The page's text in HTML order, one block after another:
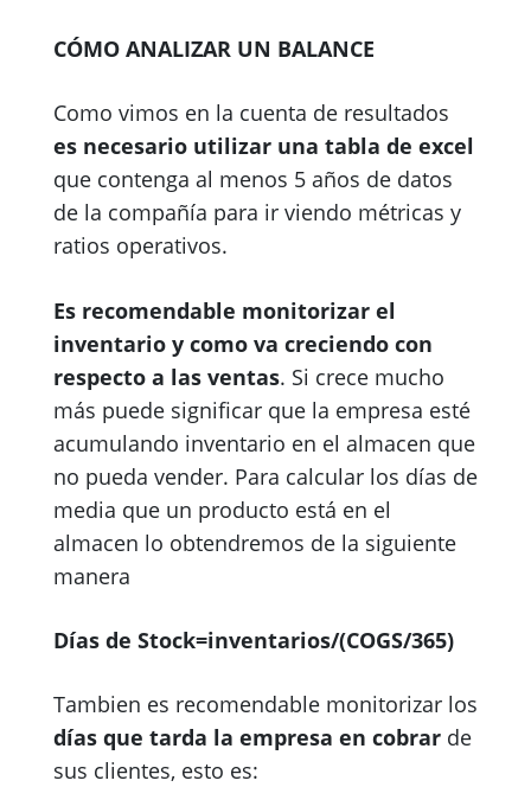
CÓMO ANALIZAR UN BALANCE
Como vimos en la cuenta de resultados
es necesario utilizar una tabla de excel
que contenga al menos 5 años de datos
de la compañía para ir viendo métricas y
ratios operativos.
Es recomendable monitorizar el
inventario y como va creciendo con
respecto a las ventas. Si crece mucho
más puede significar que la empresa esté
acumulando inventario en el almacen que
no pueda vender. Para calcular los días de
media que un producto está en el
almacen lo obtendremos de la siguiente
manera
Días de Stock=inventarios/(COGS/365)
Tambien es recomendable monitorizar los
días que tarda la empresa en cobrar de
sus clientes, esto es: